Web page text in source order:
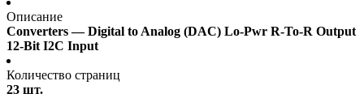
Описание
Converters — Digital to Analog (DAC) Lo-Pwr R-To-R Output
12-Bit I2C Input
Количество страниц
23 шт.